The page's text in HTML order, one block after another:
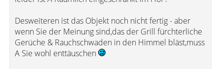
Desweiteren ist das Objekt noch nicht fertig - aber
wenn Sie der Meinung sind,das der Grill fürchterliche
Gerüche & Rauchschwaden in den Himmel bläst,muss
A Sie wohl enttäuschen